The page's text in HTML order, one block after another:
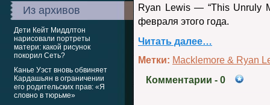
Из архивов
Дети Кейт Миддлтон
нарисовали портреты
матери: какой рисунок
покорил Сеть?
Канье Уэст вновь обвиняет
Кардашьян в ограничении
его родительских прав: «Я
словно в тюрьме»
Ryan Lewis — “This Unruly
февраля этого года.
Читать далее…
Метки: Macklemore & Ryan
Комментарии - 0